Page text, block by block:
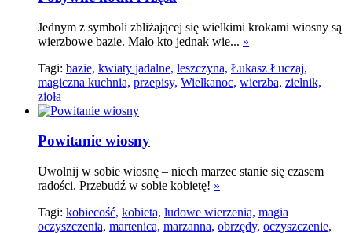
Jednym z symboli zbliżającej się wielkimi krokami wiosny są
wierzbowe bazie. Mało kto jednak wie... »
Tagi: bazie, kwiaty jadalne, leszczyna, Łukasz Łuczaj,
magiczna kuchnia, przepisy, Wielkanoc, wierzba, zielnik,
zioła
Powitanie wiosny
Uwolnij w sobie wiosnę – niech marzec stanie się czasem
radości. Przebudź w sobie kobietę! »
Tagi: kobiecość, kobieta, ludowe wierzenia, magia
oczyszczenia, martenica, marzanna, obrzędy, oczyszczenie,